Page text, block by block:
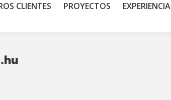
CLIENTES PROYECTOS EXPERIENCIA